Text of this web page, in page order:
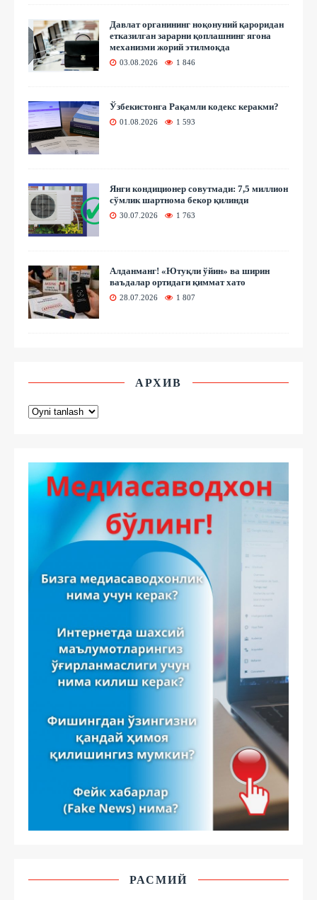
Давлат органининг ноқонуний қароридан
етказилган зарарни қоплашнинг ягона
механизми жорий этилмоқда
03.08.2026 1 846
Ўзбекистонга Рақамли кодекс керакми?
01.08.2026 1 593
Янги кондиционер совутмади: 7,5 миллион
сўмлик шартнома бекор қилинди
30.07.2026 1 763
Алданманг! «Ютуқли ўйин» ва ширин
ваъдалар ортидаги қиммат хато
28.07.2026 1 807
АРХИВ
РАСМИЙ